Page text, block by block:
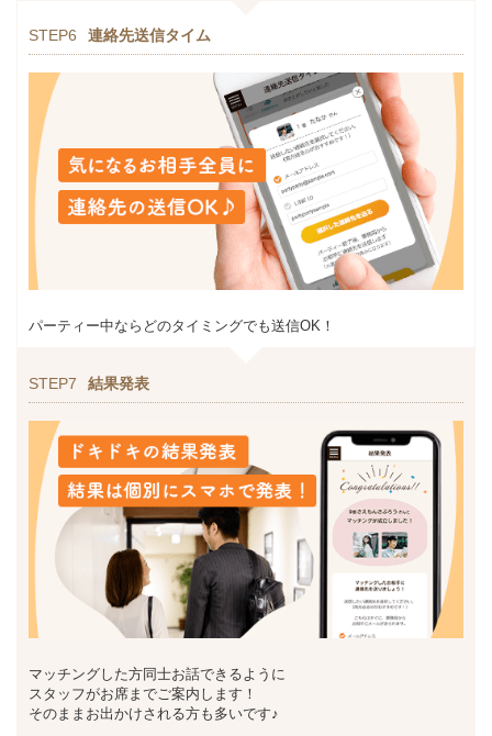
STEP6 連絡先送信タイム
パーティー中ならどのタイミングでも送信OK！
STEP7 結果発表
マッチングした方同士お話できるように
スタッフがお席までご案内します！
そのままお出かけされる方も多いです♪